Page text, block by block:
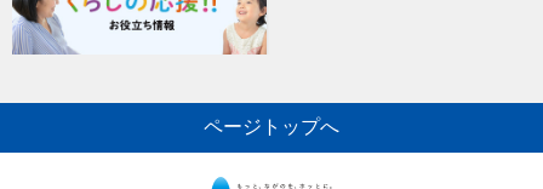
ページトップへ